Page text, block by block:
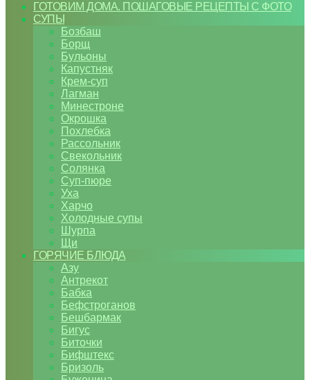
ГОТОВИМ ДОМА. ПОШАГОВЫЕ РЕЦЕПТЫ С ФОТО
СУПЫ
Бозбаш
Борщ
Бульоны
Капустняк
Крем-суп
Лагман
Минестроне
Окрошка
Похлебка
Рассольник
Свекольник
Солянка
Суп-пюре
Уха
Харчо
Холодные супы
Шурпа
Щи
ГОРЯЧИЕ БЛЮДА
Азу
Антрекот
Бабка
Бефстроганов
Бешбармак
Бигус
Биточки
Бифштекс
Бризоль